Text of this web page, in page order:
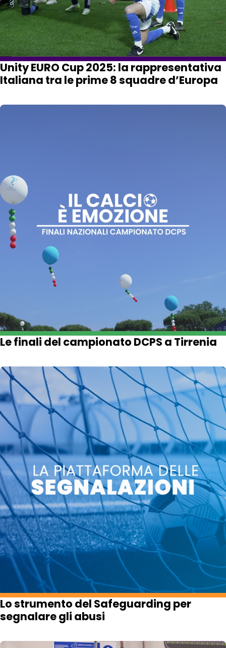
Unity EURO Cup 2025: la rappresentativa
Italiana tra le prime 8 squadre d’Europa
Le finali del campionato DCPS a Tirrenia
Lo strumento del Safeguarding per
segnalare gli abusi